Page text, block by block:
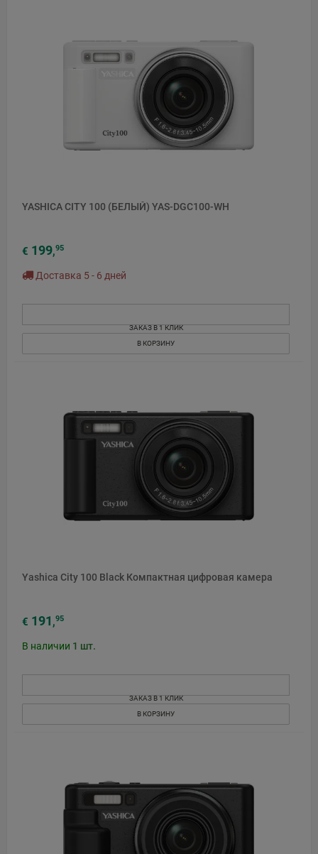
YASHICA CITY 100 (БЕЛЫЙ) YAS-DGC100-WH
€ 199,95
Доставка 5 - 6 дней
ЗАКАЗ В 1 КЛИК
В КОРЗИНУ
Yashica City 100 Black Компактная цифровая камера
€ 191 ,95
В наличии 1 шт.
ЗАКАЗ В 1 КЛИК
В КОРЗИНУ